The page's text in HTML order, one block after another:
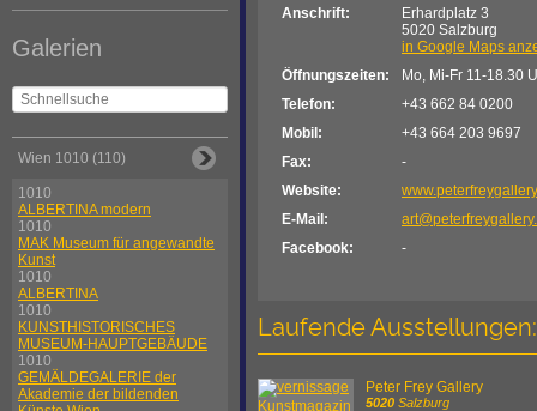
Galerien
Wien 1010 (110)
1010
ALBERTINA modern
1010
MAK Museum für angewandte
Kunst
1010
ALBERTINA
1010
KUNSTHISTORISCHES
MUSEUM-HAUPTGEBÄUDE
1010
GEMÄLDEGALERIE der
Akademie der bildenden
Anschrift:
Erhardplatz 3
5020 Salzburg
in Google Maps
Öffnungszeiten:
Mo, Mi-Fr 11-18.30
Telefon:
+43 662 84 0200
Mobil:
+43 664 203 9697
Fax:
-
Website:
E-Mail:
Facebook:
-
Laufende Ausstellungen:
Peter Frey Gallery
5020 Salzburg